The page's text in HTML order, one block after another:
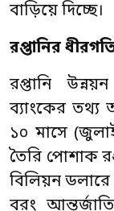
বাড়িয়ে দিচ্ছে।
রপ্তানির
রপ্তানি
ব্যাংকের তথ্য
১০ মাসে
তৈরি পোশাক
বিলিয়ন
বরং